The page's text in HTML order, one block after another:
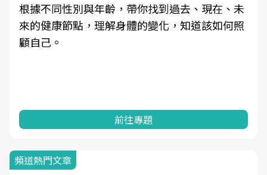
因應超高齡社會來臨，良醫健康網推動「2025年
健檢服務大調查」，以倡議健康促進為目的，深
耕健康篩檢之於台灣民眾健康的關鍵角色，並透
前往專題
頻道熱門文章